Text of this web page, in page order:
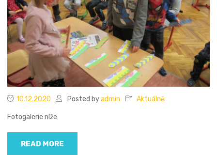
10.12.2020 Posted byadmin Aktuálně
Fotogalerie níže
READ MORE